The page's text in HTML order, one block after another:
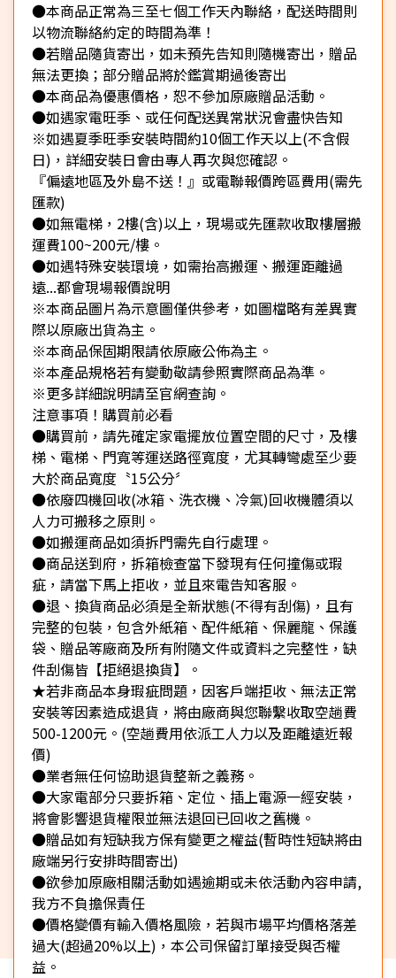
●本商品正常為三至七個工作天內聯絡，配送時間則
以物流聯絡約定的時間為準！
●若贈品隨貨寄出，如未預先告知則隨機寄出，贈品
無法更換；部分贈品將於鑑賞期過後寄出
●本商品為優惠價格，恕不參加原廠贈品活動。
●如遇家電旺季、或任何配送異常狀況會盡快告知
※如遇夏季旺季安裝時間約10個工作天以上(不含假
日)，詳細安裝日會由專人再次與您確認。
『偏遠地區及外島不送！』或電聯報價跨區費用(需先
匯款)
●如無電梯，2樓(含)以上，現場或先匯款收取樓層搬
運費100~200元/樓。
●如遇特殊安裝環境，如需抬高搬運、搬運距離過
遠...都會現場報價說明
※本商品圖片為示意圖僅供參考，如圖檔略有差異實
際以原廠出貨為主。
※本商品保固期限請依原廠公佈為主。
※本產品規格若有變動敬請參照實際商品為準。
※更多詳細說明請至官網查詢。
注意事項！購買前必看
●購買前，請先確定家電擺放位置空間的尺寸，及樓
梯、電梯、門寬等運送路徑寬度，尤其轉彎處至少要
大於商品寬度〝15公分〞
●依廢四機回收(冰箱、洗衣機、冷氣)回收機體須以
人力可搬移之原則。
●如搬運商品如須拆門需先自行處理。
●商品送到府，拆箱檢查當下發現有任何撞傷或瑕
疵，請當下馬上拒收，並且來電告知客服。
●退、換貨商品必須是全新狀態(不得有刮傷)，且有
完整的包裝，包含外紙箱、配件紙箱、保麗龍、保護
袋、贈品等廠商及所有附隨文件或資料之完整性，缺
件刮傷皆【拒絕退換貨】。
★若非商品本身瑕疵問題，因客戶端拒收、無法正常
安裝等因素造成退貨，將由廠商與您聯繫收取空趟費
500-1200元。(空趟費用依派工人力以及距離遠近報
價)
●業者無任何協助退貨整新之義務。
●大家電部分只要拆箱、定位、插上電源一經安裝，
將會影響退貨權限並無法退回已回收之舊機。
●贈品如有短缺我方保有變更之權益(暫時性短缺將由
廠端另行安排時間寄出)
●欲參加原廠相關活動如遇逾期或未依活動內容申請,
我方不負擔保責任
●價格變價有輸入價格風險，若與市場平均價格落差
過大(超過20%以上)，本公司保留訂單接受與否權
益。